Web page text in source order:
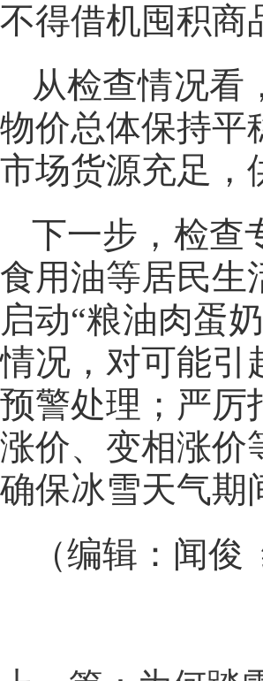
不得借机囤积商
从检查情况看
物价总体保持平
市场货源充足，
下一步，检查
食用油等居民生
启动“粮油肉蛋
情况，对可能引
预警处理；严厉
涨价、变相涨价
确保冰雪天气期
（编辑：闻